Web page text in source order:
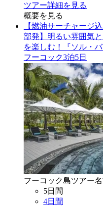
ツアー詳細を見る
概要を見る
【燃油サーチャージ
部発】明るい雰囲気
を楽しむ！『ソル・
フーコック3泊5日
フーコック島ツアー
5日間
4日間